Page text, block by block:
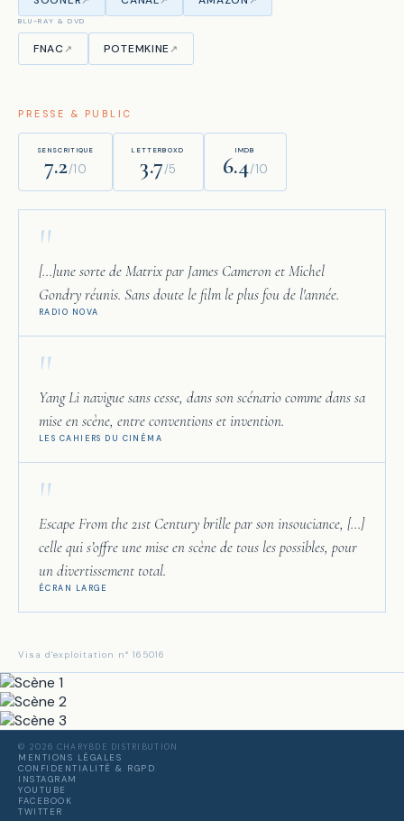
BLU-RAY & DVD
FNAC ↗ POTEMKINE ↗
PRESSE & PUBLIC
SENSCRITIQUE
7.2/10
LETTERBOXD
3.7/5
IMDB
6.4/10
"
[...]une sorte de Matrix par James Cameron et Michel
Gondry réunis. Sans doute le film le plus fou de l'année.
RADIO NOVA
"
Yang Li navigue sans cesse, dans son scénario comme dans sa
mise en scène, entre conventions et invention.
LES CAHIERS DU CINÉMA
"
Escape From the 21st Century brille par son insouciance, [...]
celle qui s’offre une mise en scène de tous les possibles, pour
un divertissement total.
ÉCRAN LARGE
Visa d'exploitation n° 165016
© 2026 CHARYBDE DISTRIBUTION
MENTIONS LÉGALES
CONFIDENTIALITÉ & RGPD
INSTAGRAM
YOUTUBE
FACEBOOK
TWITTER